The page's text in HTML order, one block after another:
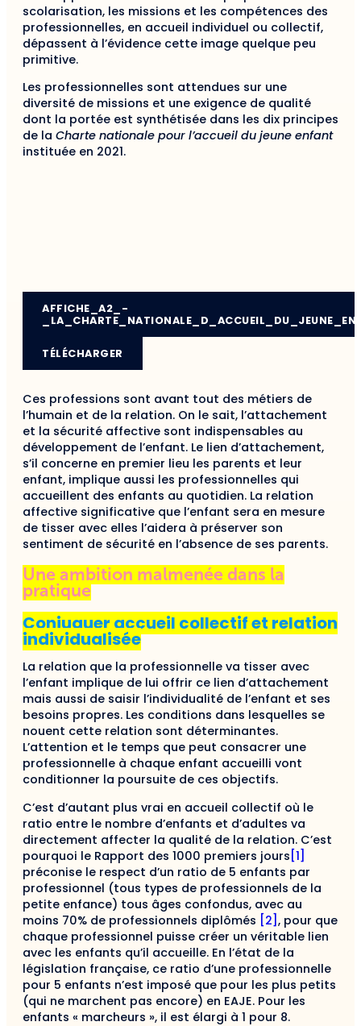
scolarisation, les missions et les compétences des
professionnelles, en accueil individuel ou collectif,
dépassent à l’évidence cette image quelque peu
primitive.
Les professionnelles sont attendues sur une
diversité de missions et une exigence de qualité
dont la portée est synthétisée dans les dix principes
de la Charte nationale pour l’accueil du jeune enfant
instituée en 2021.
AFFICHE_A2_-
TÉLÉCHARGER
Ces professions sont avant tout des métiers de
l’humain et de la relation. On le sait, l’attachement
et la sécurité affective sont indispensables au
développement de l’enfant. Le lien d’attachement,
s’il concerne en premier lieu les parents et leur
enfant, implique aussi les professionnelles qui
accueillent des enfants au quotidien. La relation
affective significative que l’enfant sera en mesure
de tisser avec elles l’aidera à préserver son
sentiment de sécurité en l’absence de ses parents.
Une ambition malmenée dans la
pratique
Conjuguer accueil collectif et relation
individualisée
La relation que la professionnelle va tisser avec
l’enfant implique de lui offrir ce lien d’attachement
mais aussi de saisir l’individualité de l’enfant et ses
besoins propres. Les conditions dans lesquelles se
nouent cette relation sont déterminantes.
L’attention et le temps que peut consacrer une
professionnelle à chaque enfant accueilli vont
conditionner la poursuite de ces objectifs.
C’est d’autant plus vrai en accueil collectif où le
ratio entre le nombre d’enfants et d’adultes va
directement affecter la qualité de la relation. C’est
pourquoi le Rapport des 1000 premiers jours [1]
préconise le respect d’un ratio de 5 enfants par
professionnel (tous types de professionnels de la
petite enfance) tous âges confondus, avec au
moins 70% de professionnels diplômés [2] , pour que
chaque professionnel puisse créer un véritable lien
avec les enfants qu’il accueille. En l’état de la
législation française, ce ratio d’une professionnelle
pour 5 enfants n’est imposé que pour les plus petits
(qui ne marchent pas encore) en EAJE. Pour les
enfants « marcheurs », il est élargi à 1 pour 8.